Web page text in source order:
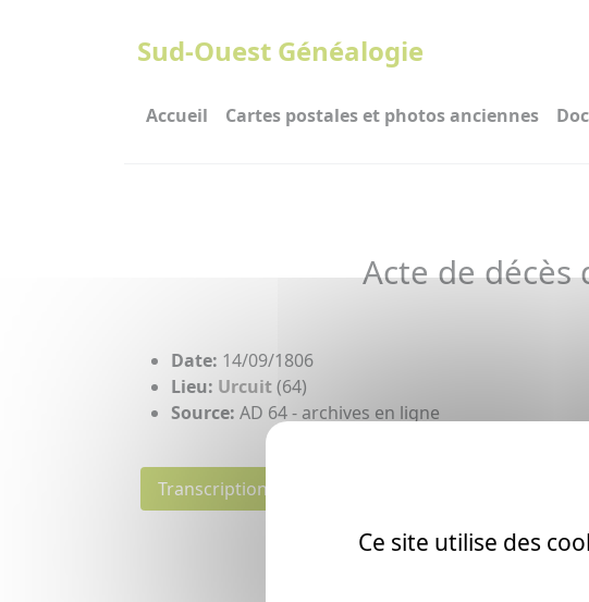
Sud-Ouest Généalogie
Accueil Cartes postales et photos anciennes
Acte de décès
Date: 14/09/1806
Lieu: Urcuit(64)
Source: AD 64 - archives en ligne
Transcription
[La transcription
Ce site utilise des